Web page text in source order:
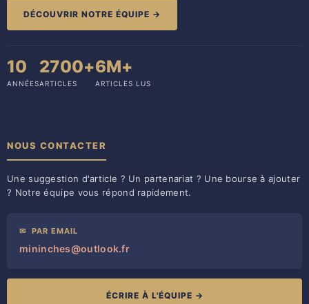
DÉCOUVRIR NOTRE ÉQUIPE →
10
ANNÉES
2700+
ARTICLES
6M+
ARTICLES LUS
NOUS CONTACTER
Une suggestion d'article ? Un partenariat ? Une bourse à ajouter
? Notre équipe vous répond rapidement.
✉ PAR EMAIL
mininches@outlook.fr
ÉCRIRE À L'ÉQUIPE →